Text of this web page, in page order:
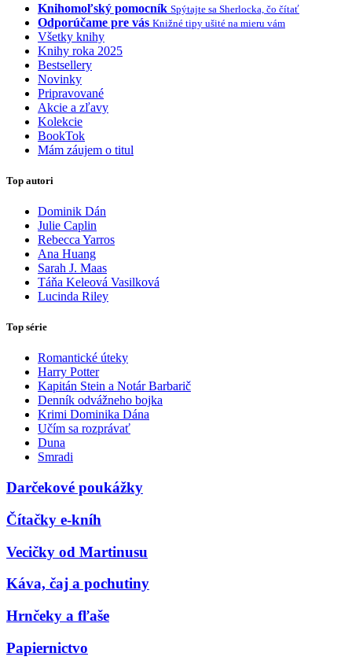
Knihomoľský pomocník Spýtajte sa Sherlocka, čo čítať
Odporúčame pre vás Knižné tipy ušité na mieru vám
Všetky knihy
Knihy roka 2025
Bestsellery
Novinky
Pripravované
Akcie a zľavy
Kolekcie
BookTok
Mám záujem o titul
Top autori
Dominik Dán
Julie Caplin
Rebecca Yarros
Ana Huang
Sarah J. Maas
Táňa Keleová Vasilková
Lucinda Riley
Top série
Romantické úteky
Harry Potter
Kapitán Stein a Notár Barbarič
Denník odvážneho bojka
Krimi Dominika Dána
Učím sa rozprávať
Duna
Smradi
Darčekové poukážky
Čítačky e-kníh
Vecičky od Martinusu
Káva, čaj a pochutiny
Hrnčeky a fľaše
Papiernictvo